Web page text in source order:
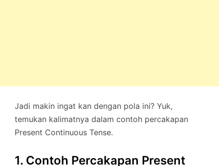
Jadi makin ingat kan dengan pola ini? Yuk,
temukan kalimatnya dalam contoh percakapan
Present Continuous Tense.
1. Contoh Percakapan Present